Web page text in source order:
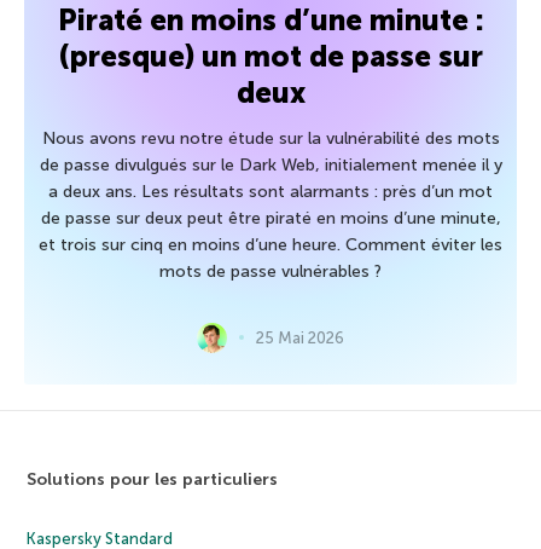
Piraté en moins d’une minute :
(presque) un mot de passe sur
deux
Nous avons revu notre étude sur la vulnérabilité des mots
de passe divulgués sur le Dark Web, initialement menée il y
a deux ans. Les résultats sont alarmants : près d’un mot
de passe sur deux peut être piraté en moins d’une minute,
et trois sur cinq en moins d’une heure. Comment éviter les
mots de passe vulnérables ?
25 Mai 2026
Solutions pour les particuliers
Kaspersky Standard